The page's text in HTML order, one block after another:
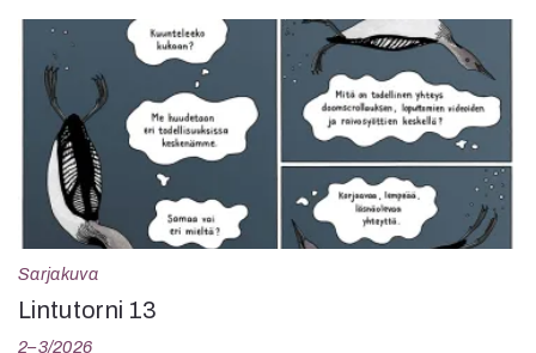
Sarjakuva
Lintutorni 13
2–3/2026